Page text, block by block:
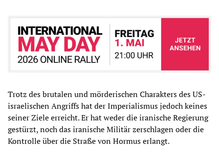
Trotz des brutalen und mörderischen Charakters des US-
israelischen Angriffs hat der Imperialismus jedoch keines
seiner Ziele erreicht. Er hat weder die iranische Regierung
gestürzt, noch das iranische Militär zerschlagen oder die
Kontrolle über die Straße von Hormus erlangt.